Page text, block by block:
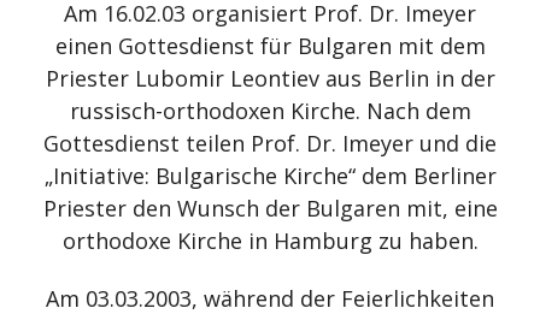
Am 16.02.03 organisiert Prof. Dr. Imeyer
einen Gottesdienst für Bulgaren mit dem
Priester Lubomir Leontiev aus Berlin in der
russisch-orthodoxen Kirche. Nach dem
Gottesdienst teilen Prof. Dr. Imeyer und die
„Initiative: Bulgarische Kirche“ dem Berliner
Priester den Wunsch der Bulgaren mit, eine
orthodoxe Kirche in Hamburg zu haben.
Am 03.03.2003, während der Feierlichkeiten